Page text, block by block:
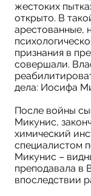
жестоких
открыто. В
арестованные,
признания в
совершали.
дела: Иосифа
После войны
Микунис,
химический
специалистом
Микунис –
преподавала в
впоследствии